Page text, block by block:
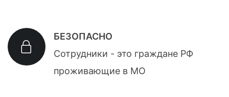
БЕЗОПАСНО
Сотрудники - это граждане РФ
проживающие в МО